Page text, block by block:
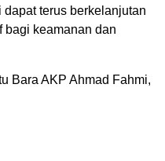
terus berkelanjutan
bagi keamanan dan
Bara AKP Ahmad Fahmi,